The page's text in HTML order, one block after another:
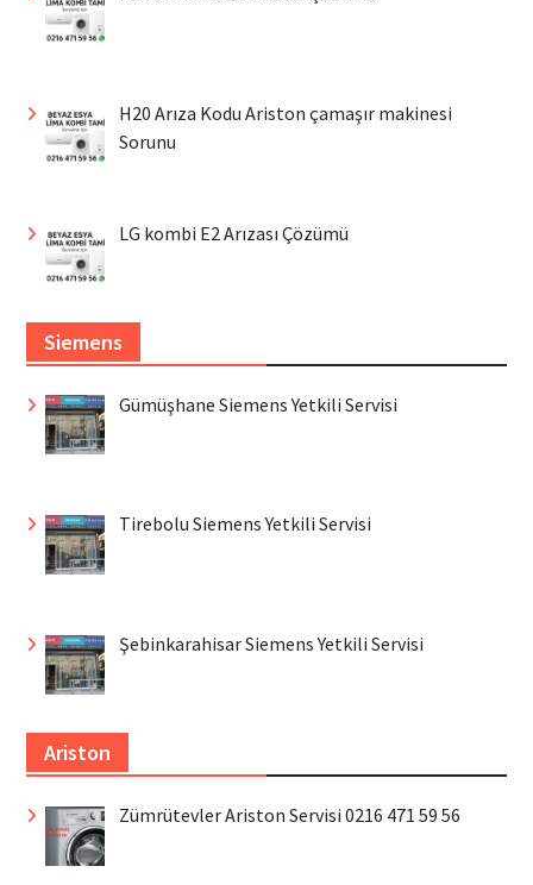
H20 Arıza Kodu Ariston çamaşır makinesi
Sorunu
LG kombi E2 Arızası Çözümü
Siemens
Gümüşhane Siemens Yetkili Servisi
Tirebolu Siemens Yetkili Servisi
Şebinkarahisar Siemens Yetkili Servisi
Ariston
Zümrütevler Ariston Servisi 0216 471 59 56